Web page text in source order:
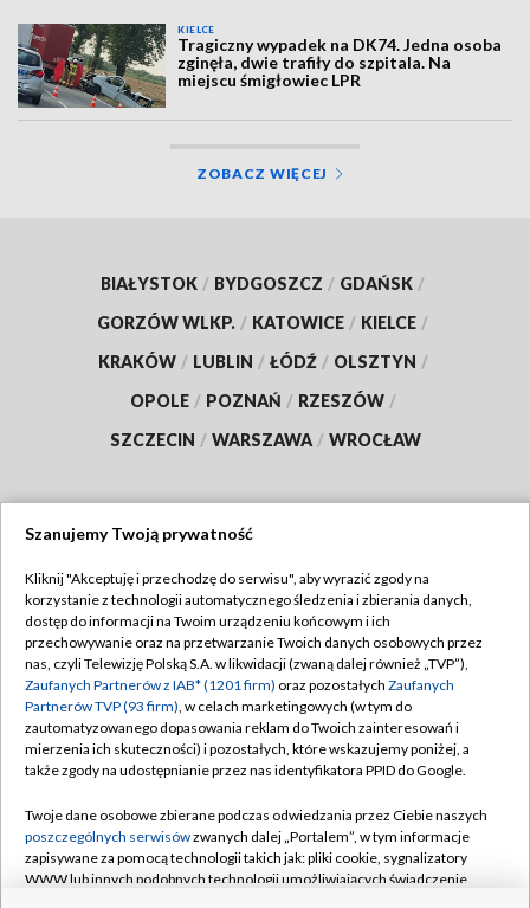
KIELCE
Tragiczny wypadek na DK74. Jedna osoba
zginęła, dwie trafiły do szpitala. Na
miejscu śmigłowiec LPR
ZOBACZ WIĘCEJ
BIAŁYSTOK / BYDGOSZCZ / GDAŃSK /
GORZÓW WLKP. / KATOWICE / KIELCE /
KRAKÓW / LUBLIN / ŁÓDŹ / OLSZTYN /
OPOLE / POZNAŃ / RZESZÓW /
SZCZECIN / WARSZAWA / WROCŁAW
TVP
Abonament TVP
Emisja w TVP
Centrum informacji TVP
Naziemna Telewizja Cyfrowa
Rada Programowa
System NOS
Regulamin TVP
Polityka prywatności
Moje zgody
Pomoc
Kontakt
Szanujemy Twoją prywatność
Kliknij "Akceptuję i przechodzę do serwisu", aby wyrazić zgody na
korzystanie z technologii automatycznego śledzenia i zbierania danych,
dostęp do informacji na Twoim urządzeniu końcowym i ich
przechowywanie oraz na przetwarzanie Twoich danych osobowych przez
nas, czyli Telewizję Polską S.A. w likwidacji (zwaną dalej również „TVP”),
Zaufanych Partnerów z IAB* (1201 firm) oraz pozostałych Zaufanych
Partnerów TVP (93 firm), w celach marketingowych (w tym do
zautomatyzowanego dopasowania reklam do Twoich zainteresowań i
mierzenia ich skuteczności) i pozostałych, które wskazujemy poniżej, a
także zgody na udostępnianie przez nas identyfikatora PPID do Google.
Twoje dane osobowe zbierane podczas odwiedzania przez Ciebie naszych
poszczególnych serwisówzwanych dalej „Portalem”, w tym informacje
zapisywane za pomocą technologii takich jak: pliki cookie, sygnalizatory
WWW lub innych podobnych technologii umożliwiających świadczenie